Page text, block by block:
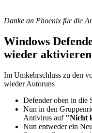
Danke an Phoenix für die
Windows
wieder aktivieren
Im Umkehrschluss zu den
wieder Autoruns
Defender oben in die
Nun in den
Antivirus auf "Nicht
Nun entweder ein